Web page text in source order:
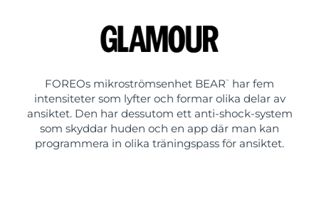
FOREOs mikroströmsenhet BEAR ™
har fem
intensiteter som lyfter och formar olika delar av
ansiktet. Den har dessutom ett anti-shock-system
som skyddar huden och en app där man kan
programmera in olika träningspass för ansiktet.